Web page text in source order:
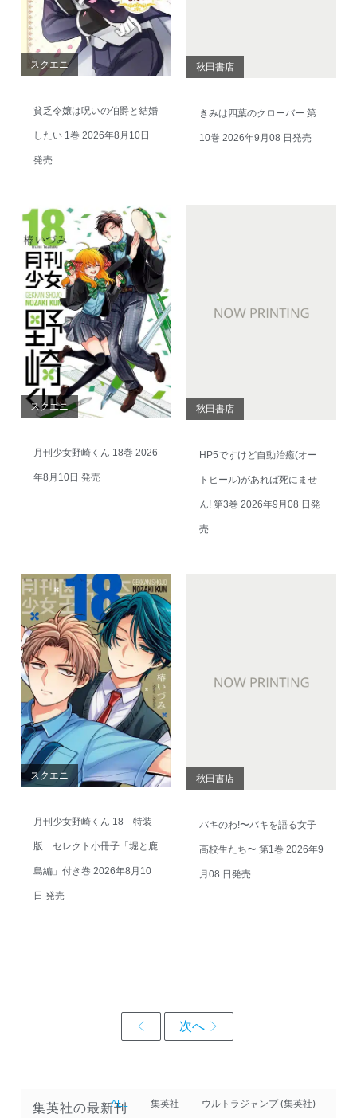
スクエニ
貧乏令嬢は呪いの伯爵と結婚
したい 1巻 2026年8月10日
発売
秋田書店
きみは四葉のクローバー 第
10巻 2026年9月08 日発売
スクエニ
月刊少女野崎くん 18巻 2026
年8月10日 発売
秋田書店
HP5ですけど自動治癒(オー
トヒール)があれば死にませ
ん! 第3巻 2026年9月08 日発
売
スクエニ
月刊少女野崎くん 18 特装
版 セレクト小冊子「堀と鹿
島編」付き巻 2026年8月10
日 発売
秋田書店
バキのわ!〜バキを語る女子
高校生たち〜 第1巻 2026年9
月08 日発売
集英社の最新刊
ALL 集英社
ウルトラジャンプ (集英社)